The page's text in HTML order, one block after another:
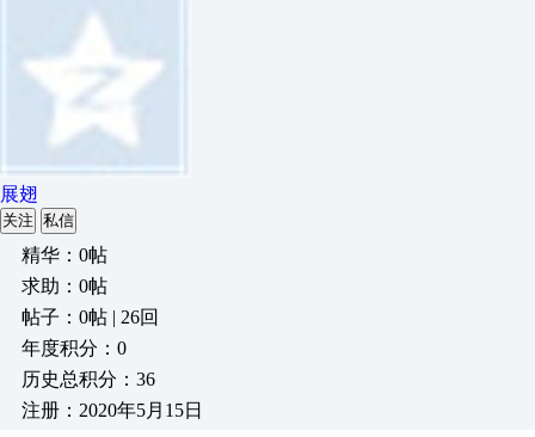
展翅
关注 私信
精华：0帖
求助：0帖
帖子：0帖 | 26回
年度积分：0
历史总积分：36
注册：2020年5月15日